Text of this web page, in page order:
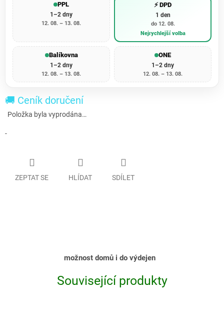
PPL
1–2 dny
12. 08. – 13. 08.
⚡ DPD
1 den
do 12. 08.
Nejrychlejší volba
Balíkovna
1–2 dny
12. 08. – 13. 08.
ONE
1–2 dny
12. 08. – 13. 08.
🚚 Ceník doručení
Položka byla vyprodána…
-
ZEPTAT SE HLÍDAT SDÍLET
možnost domů i do výdejen
Související produkty